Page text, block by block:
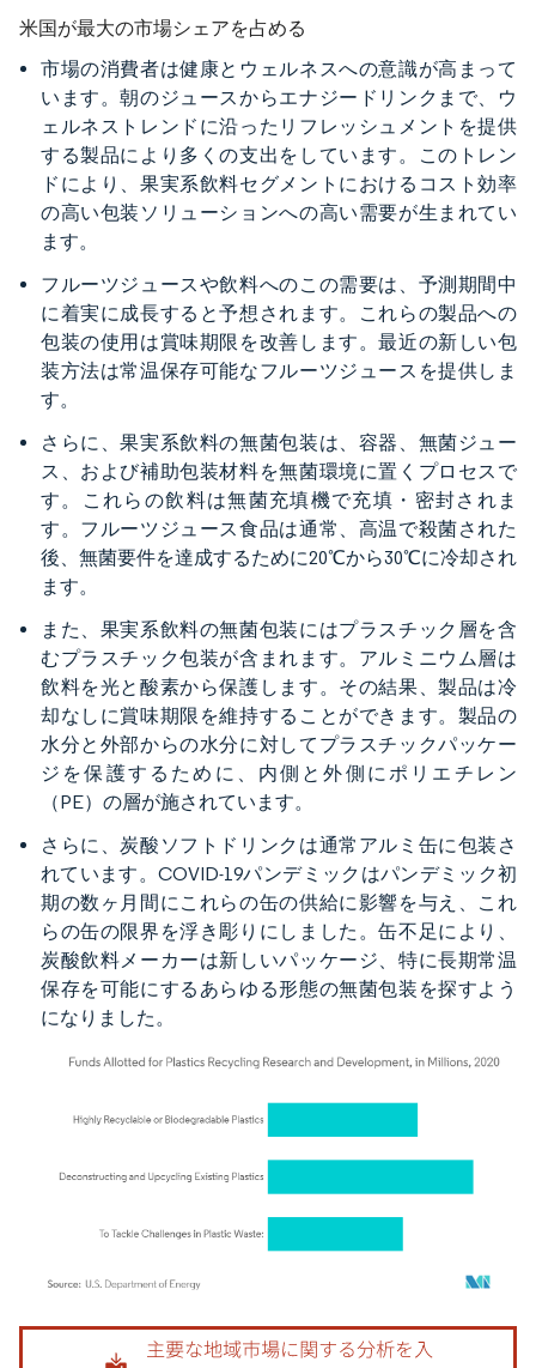
米国が最大の市場シェアを占める
市場の消費者は健康とウェルネスへの意識が高まって
います。朝のジュースからエナジードリンクまで、ウ
ェルネストレンドに沿ったリフレッシュメントを提供
する製品により多くの支出をしています。このトレン
ドにより、果実系飲料セグメントにおけるコスト効率
の高い包装ソリューションへの高い需要が生まれてい
ます。
フルーツジュースや飲料へのこの需要は、予測期間中
に着実に成長すると予想されます。これらの製品への
包装の使用は賞味期限を改善します。最近の新しい包
装方法は常温保存可能なフルーツジュースを提供しま
す。
さらに、果実系飲料の無菌包装は、容器、無菌ジュー
ス、および補助包装材料を無菌環境に置くプロセスで
す。これらの飲料は無菌充填機で充填・密封されま
す。フルーツジュース食品は通常、高温で殺菌された
後、無菌要件を達成するために20℃から30℃に冷却され
ます。
また、果実系飲料の無菌包装にはプラスチック層を含
むプラスチック包装が含まれます。アルミニウム層は
飲料を光と酸素から保護します。その結果、製品は冷
却なしに賞味期限を維持することができます。製品の
水分と外部からの水分に対してプラスチックパッケー
ジを保護するために、内側と外側にポリエチレン
（PE）の層が施されています。
さらに、炭酸ソフトドリンクは通常アルミ缶に包装さ
れています。COVID-19パンデミックはパンデミック初
期の数ヶ月間にこれらの缶の供給に影響を与え、これ
らの缶の限界を浮き彫りにしました。缶不足により、
炭酸飲料メーカーは新しいパッケージ、特に長期常温
保存を可能にするあらゆる形態の無菌包装を探すよう
になりました。
画像 © Mordor Intelligence。再利用にはCC BY 4.0の表示が必要です。